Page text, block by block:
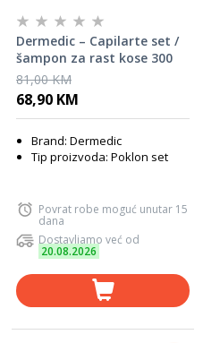
Dermedic – Capilarte set /
šampon za rast kose 300
ml + serum za rast kose
150 ml
81,00 KM
68,90 KM
Brand: Dermedic
Tip proizvoda: Poklon set
Povrat robe moguć unutar 15
dana
Dostavljamo već od
20.08.2026